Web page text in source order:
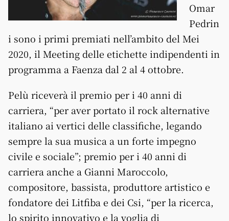
Omar
Pedrin
i sono i primi premiati nell’ambito del Mei
2020, il Meeting delle etichette indipendenti in
programma a Faenza dal 2 al 4 ottobre.
Pelù riceverà il premio per i 40 anni di
carriera, “per aver portato il rock alternative
italiano ai vertici delle classifiche, legando
sempre la sua musica a un forte impegno
civile e sociale”; premio per i 40 anni di
carriera anche a Gianni Maroccolo,
compositore, bassista, produttore artistico e
fondatore dei Litfiba e dei Csi, “per la ricerca,
lo spirito innovativo e la voglia di